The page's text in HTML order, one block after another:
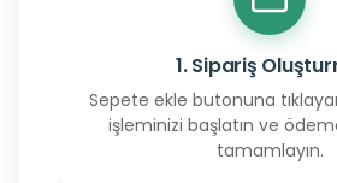
1. Sipariş
Sepete ekle butonuna
işleminizi başlatın ve
tamamlayın.